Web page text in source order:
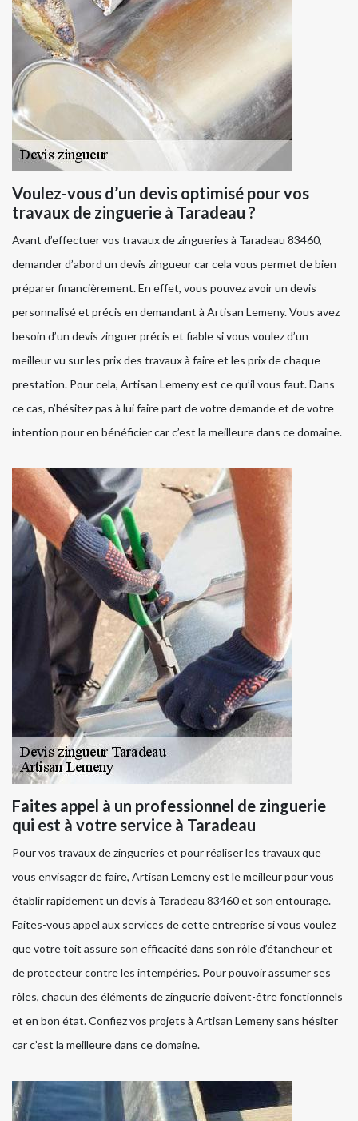
Voulez-vous d’un devis optimisé pour vos
travaux de zinguerie à Taradeau ?
Avant d’effectuer vos travaux de zingueries à Taradeau 83460,
demander d’abord un devis zingueur car cela vous permet de bien
préparer financièrement. En effet, vous pouvez avoir un devis
personnalisé et précis en demandant à Artisan Lemeny. Vous avez
besoin d’un devis zinguer précis et fiable si vous voulez d’un
meilleur vu sur les prix des travaux à faire et les prix de chaque
prestation. Pour cela, Artisan Lemeny est ce qu’il vous faut. Dans
ce cas, n’hésitez pas à lui faire part de votre demande et de votre
intention pour en bénéficier car c’est la meilleure dans ce domaine.
Faites appel à un professionnel de zinguerie
qui est à votre service à Taradeau
Pour vos travaux de zingueries et pour réaliser les travaux que
vous envisager de faire, Artisan Lemeny est le meilleur pour vous
établir rapidement un devis à Taradeau 83460 et son entourage.
Faites-vous appel aux services de cette entreprise si vous voulez
que votre toit assure son efficacité dans son rôle d’étancheur et
de protecteur contre les intempéries. Pour pouvoir assumer ses
rôles, chacun des éléments de zinguerie doivent-être fonctionnels
et en bon état. Confiez vos projets à Artisan Lemeny sans hésiter
car c’est la meilleure dans ce domaine.